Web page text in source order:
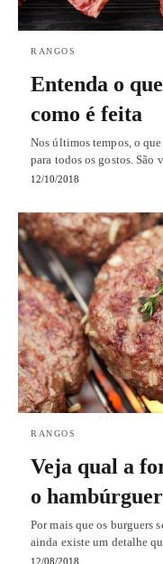
RANGOS
Entenda o
como é feita
Nos últimos tempos, o
para todos os gostos.
12/10/2018
RANGOS
Veja qual a
o hambúrguer
Por mais que os burguers
ainda existe um detalhe
12/08/2018